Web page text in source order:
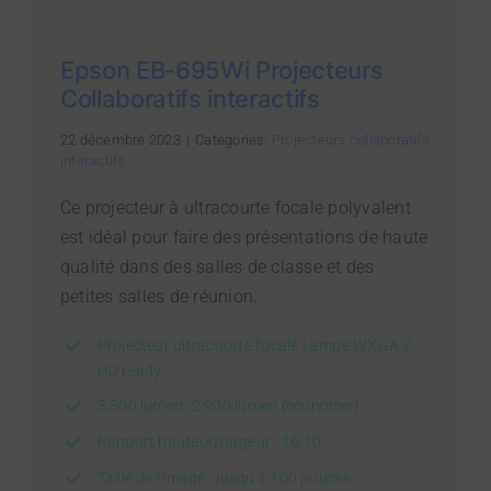
Epson EB-695Wi Projecteurs
Collaboratifs interactifs
22 décembre 2023 Categories: Projecteurs collaboratifs
interactifs
Ce projecteur à ultracourte focale polyvalent
est idéal pour faire des présentations de haute
qualité dans des salles de classe et des
petites salles de réunion.
Projecteur ultracourte focale Lampe WXGA 2
HD ready
3.500 lumen- 2.900 lumen (économie)
Rapport hauteur/largeur : 16:10
Taille de l'image : jusqu'à 100 pouces